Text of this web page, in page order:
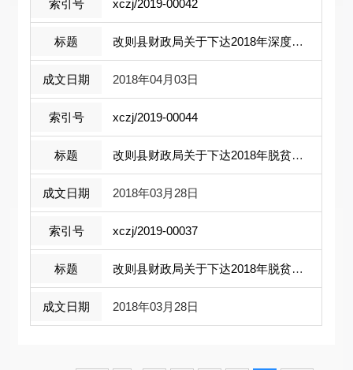
xczj/2019-00042
改则县财政局关于下达2018年深度贫困地 ...
2018年04月03日
xczj/2019-00044
改则县财政局关于下达2018年脱贫攻坚整 ...
2018年03月28日
xczj/2019-00037
改则县财政局关于下达2018年脱贫攻坚小 ...
2018年03月28日